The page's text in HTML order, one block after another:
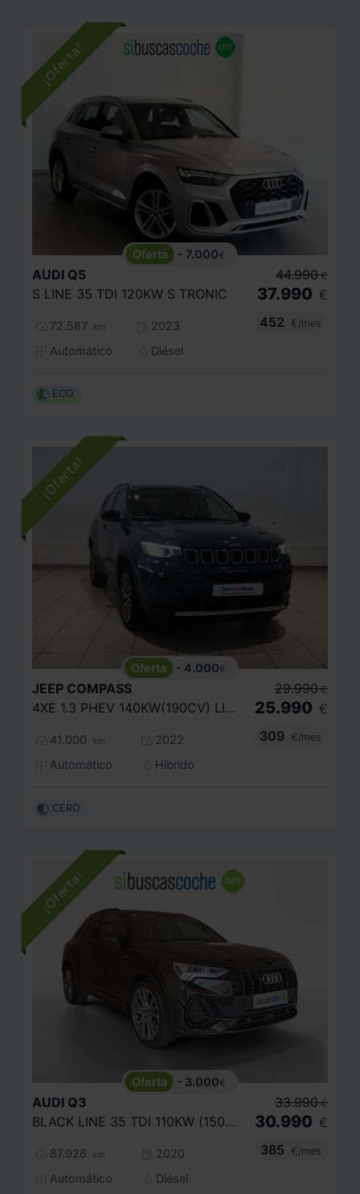
- 7.000€
AUDI Q5
S LINE 35 TDI 120KW S TRONIC
72.587 km
2023
Automático
Diésel
44.990 €
37.990 €
452
€/mes
ECO
- 4.000€
JEEP COMPASS
4XE 1.3 PHEV 140KW(190CV) LIMITED AT AWD
41.000 km
2022
Automático
Híbrido
29.990 €
25.990 €
309
€/mes
CERO
- 3.000€
AUDI Q3
BLACK LINE 35 TDI 110KW (150CV) S TRONIC
87.926 km
2020
Automático
Diésel
33.990 €
30.990 €
385
€/mes